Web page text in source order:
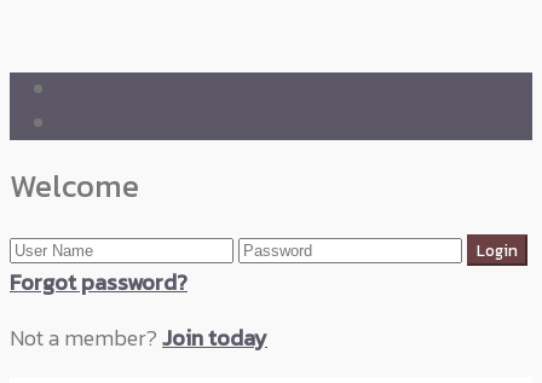
Welcome
Forgot password?
Not a member?Join today